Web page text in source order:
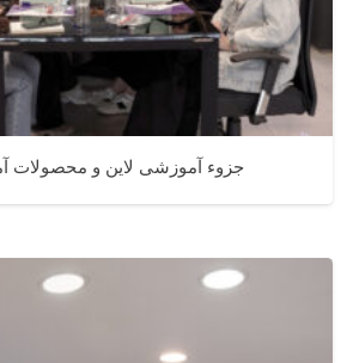
جزوء آموزشی لاین و محصولات